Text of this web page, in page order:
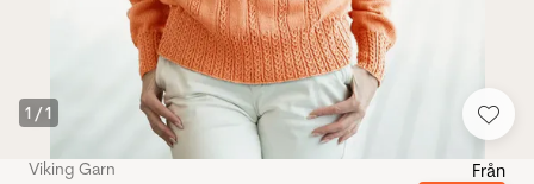
1 /1
Viking Garn Från